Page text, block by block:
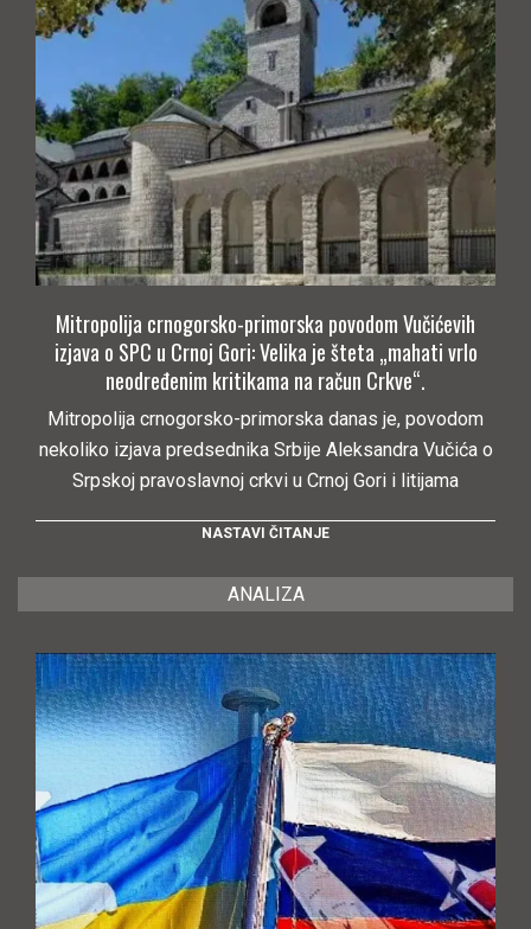
Mitropolija crnogorsko-primorska povodom Vučićevih
izjava o SPC u Crnoj Gori: Velika je šteta „mahati vrlo
neodređenim kritikama na račun Crkve“.
Mitropolija crnogorsko-primorska danas je, povodom
nekoliko izjava predsednika Srbije Aleksandra Vučića o
Srpskoj pravoslavnoj crkvi u Crnoj Gori i litijama
NASTAVI ČITANJE
ANALIZA